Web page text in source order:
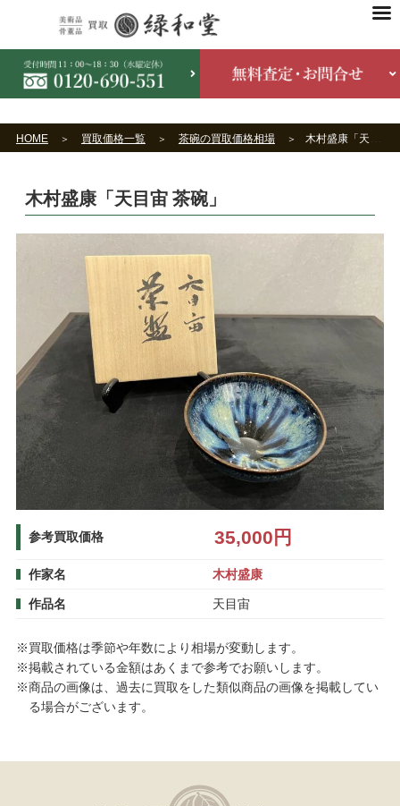
HOME 買取価格一覧 茶碗の買取価格相場 木村盛康「天目宙 茶碗」
木村盛康「天目宙 茶碗」
参考買取価格 35,000円
作家名 木村盛康
作品名 天目宙
※買取価格は季節や年数により相場が変動します。
※掲載されている金額はあくまで参考でお願いします。
※商品の画像は、過去に買取をした類似商品の画像を掲載してい
る場合がございます。